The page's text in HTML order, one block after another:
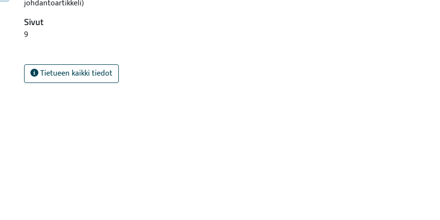
johdantoartikkeli)
Sivut
9
Tietueen kaikki tiedot